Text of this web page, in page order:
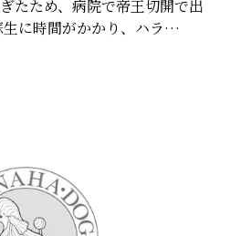
たため、病院で帝王切開で出
に時間がかかり、ハラ…